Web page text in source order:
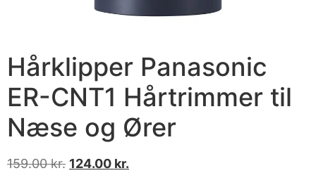
Hårklipper Panasonic
ER-CNT1 Hårtrimmer til
Næse og Ører
159.00kr. 124.00 kr.